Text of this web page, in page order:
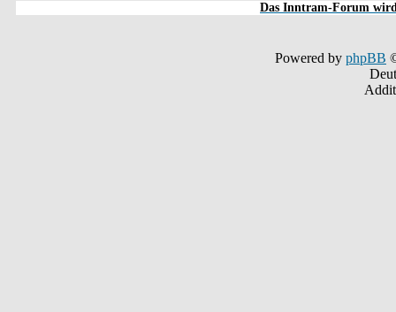
Das Inntram-Forum
Powered by phpBB